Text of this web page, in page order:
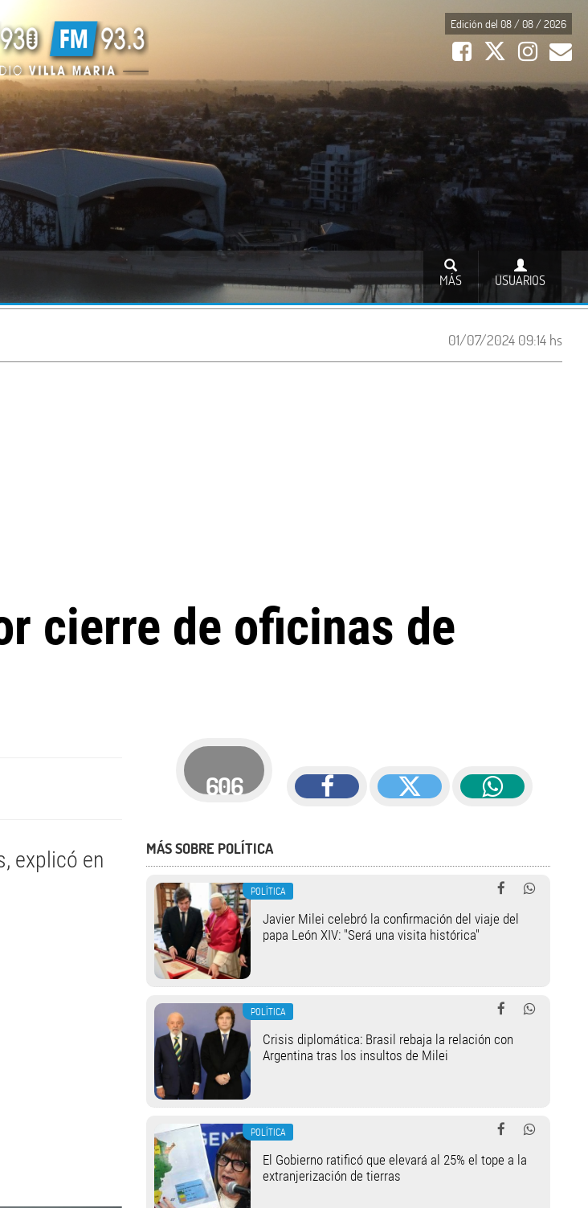
Edición del 08 / 08 / 2026
USUARIOS
MÁS
01/07/2024 09:14 hs
cierre de oficinas de
explicó en
606
MÁS SOBRE POLÍTICA
POLÍTICA
Javier Milei celebró la confirmación del viaje del
papa León XIV: "Será una visita histórica"
POLÍTICA
Crisis diplomática: Brasil rebaja la relación con
Argentina tras los insultos de Milei
POLÍTICA
El Gobierno ratificó que elevará al 25% el tope a la
extranjerización de tierras